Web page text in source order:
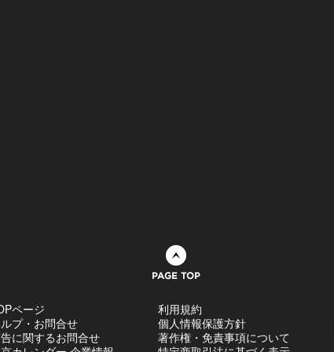
ページ
プ・お問合せ
に関するお問合せ
利用規約
個人情報保護方針
著作権・免責事項について